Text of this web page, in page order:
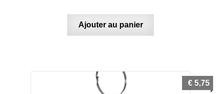
Ajouter au panier
€ 5,75